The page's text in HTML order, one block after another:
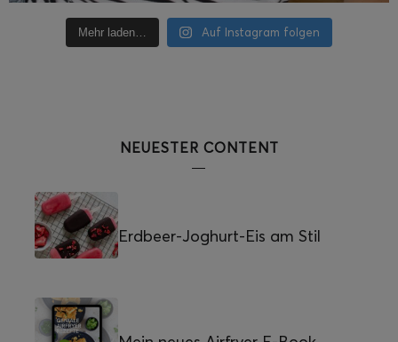
Mehr laden… Auf Instagram folgen
NEUESTER CONTENT
Erdbeer-Joghurt-Eis am Stil